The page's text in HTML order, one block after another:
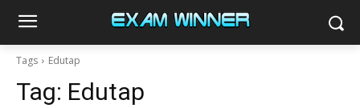
Tags Edutap
Tag: Edutap